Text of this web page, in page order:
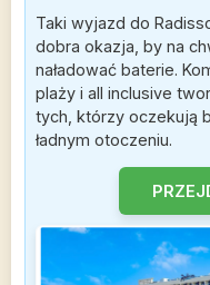
Taki wyjazd do
dobra okazja, by na
naładować baterie.
plaży i all inclusive
tych, którzy oczekują
ładnym otoczeniu.